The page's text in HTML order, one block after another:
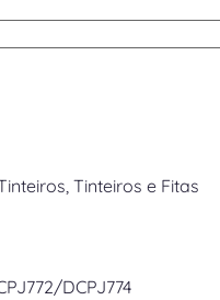
, Tinteiros e Fitas
DCPJ774